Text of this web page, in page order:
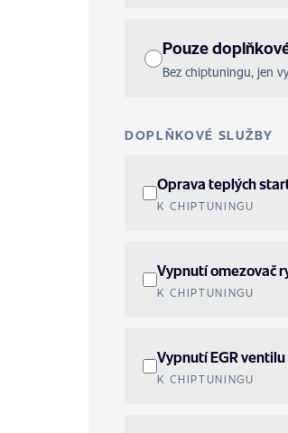
Pouze
Bez chiptuningu, jen
DOPLŇKOVÉ SLUŽBY
Oprava teplých
K CHIPTUNINGU
Vypnutí omezovač
K CHIPTUNINGU
Vypnutí EGR ventilu
K CHIPTUNINGU